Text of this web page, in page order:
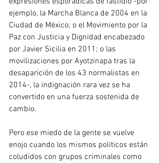
ejemplo, la Marcha Blanca de 2004 en la
Ciudad de México; o el Movimiento por la
Paz con Justicia y Dignidad encabezado
por Javier Sicilia en 2011; o las
movilizaciones por Ayotzinapa tras la
desaparición de los 43 normalistas en
2014-, la indignación rara vez se ha
convertido en una fuerza sostenida de
cambio.
Pero ese miedo de la gente se vuelve
enojo cuando los mismos políticos están
coludidos con grupos criminales como